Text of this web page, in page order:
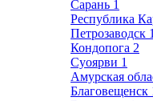
Сарань 1
Республика
Петрозаводск
Кондопога 2
Суоярви 1
Амурская
Благовещенск